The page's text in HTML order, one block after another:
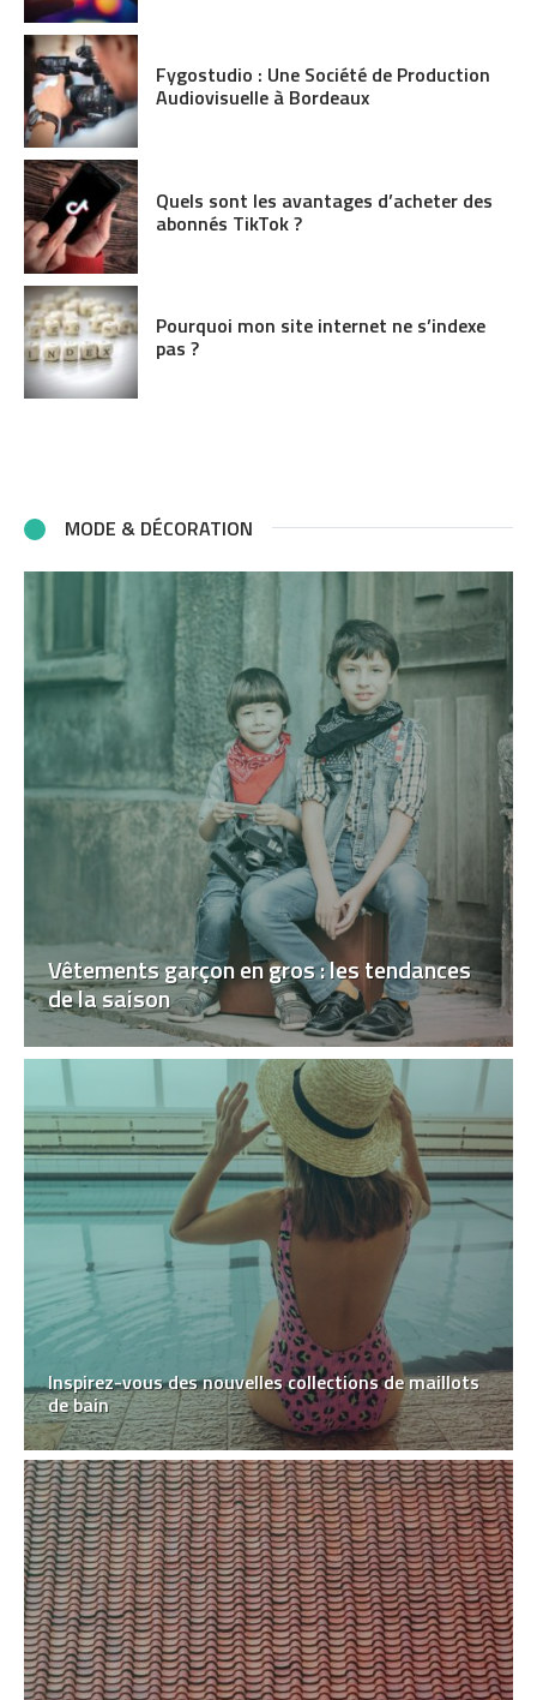
Fygostudio : Une Société de Production
Audiovisuelle à Bordeaux
Quels sont les avantages d’acheter des
abonnés TikTok ?
Pourquoi mon site internet ne s’indexe
pas ?
MODE & DÉCORATION
Vêtements garçon en gros : les tendances
de la saison
Inspirez-vous des nouvelles collections de maillots
de bain